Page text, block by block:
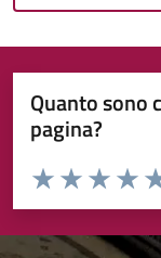
Quanto sono
pagina?
Valuta da 1 a 5 stelle
Valuta 3
Valuta 2
Valuta 1 stelle su